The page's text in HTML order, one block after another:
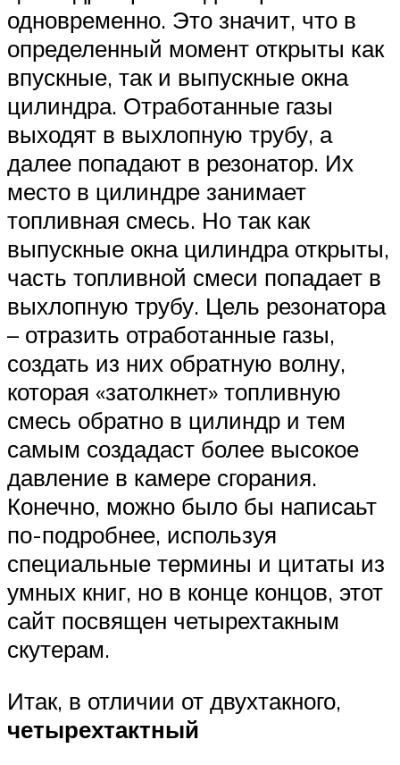
одновременно. Это значит, что в
определенный момент открыты как
впускные, так и выпускные окна
цилиндра. Отработанные газы
выходят в выхлопную трубу, а
далее попадают в резонатор. Их
место в цилиндре занимает
топливная смесь. Но так как
выпускные окна цилиндра открыты,
часть топливной смеси попадает в
выхлопную трубу. Цель резонатора
– отразить отработанные газы,
создать из них обратную волну,
которая «затолкнет» топливную
смесь обратно в цилиндр и тем
самым создадаст более высокое
давление в камере сгорания.
Конечно, можно было бы написаьт
по-подробнее, используя
специальные термины и цитаты из
умных книг, но в конце концов, этот
сайт посвящен четырехтакным
скутерам.
Итак, в отличии от двухтакного,
четырехтактный